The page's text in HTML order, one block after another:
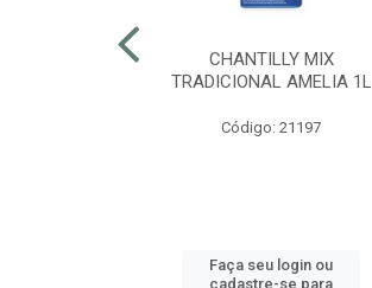
CHANTILLY MIX
TRADICIONAL AMELIA 1L
Código: 21197
Faça seu login ou
cadastre-se para